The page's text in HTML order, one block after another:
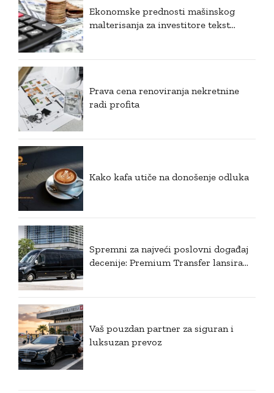
Ekonomske prednosti mašinskog
malterisanja za investitore tekst
Prava cena renoviranja nekretnine
radi profita
Kako kafa utiče na donošenje odluka
Spremni za najveći poslovni događaj
decenije: Premium Transfer lansira
Vaš pouzdan partner za siguran i
luksuzan prevoz